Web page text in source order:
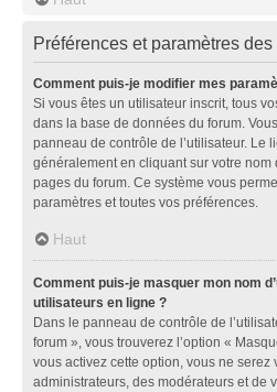
Préférences et paramètres
Comment puis-je modifier mes
Si vous êtes un utilisateur inscrit, tous
dans la base de données du forum.
panneau de contrôle de l’utilisateur. Le
généralement en cliquant sur votre nom
pages du forum. Ce système vous
paramètres et toutes vos préférences.
Haut
Comment puis-je masquer mon nom
utilisateurs en ligne ?
Dans le panneau de contrôle de
forum », vous trouverez l’option «
vous activez cette option, vous ne serez
administrateurs, des modérateurs et de